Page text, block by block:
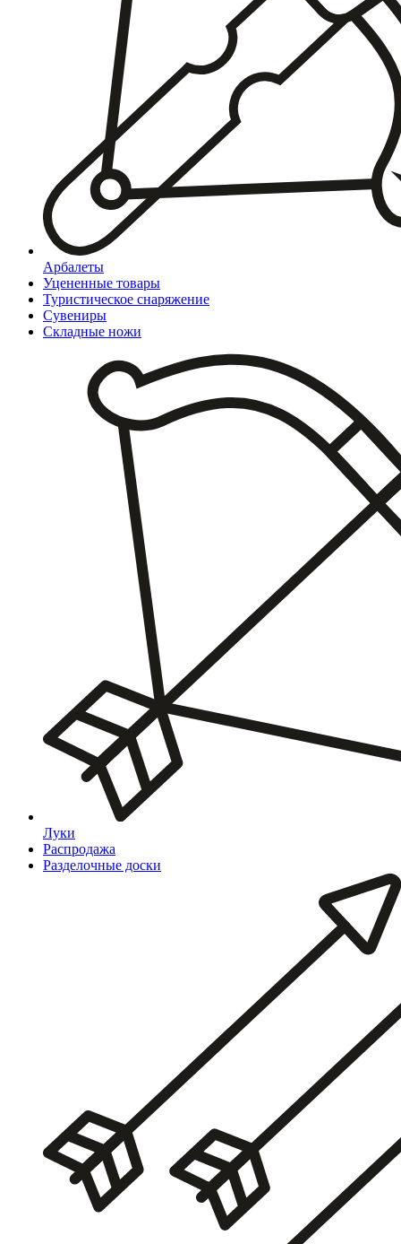
Арбалеты
Уцененные товары
Туристическое снаряжение
Сувениры
Складные ножи
Луки
Распродажа
Разделочные доски